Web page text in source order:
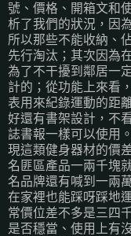
號、價格、開箱文和
析了我們的狀況，因
所以那些不能收納、
先行淘汰；其次因為
為了不干擾到鄰居一
計的；從功能上來看
表用來紀錄運動的距
好還有書架設計，不
誌書報一樣可以使用
現這類健身器材的價
名匪區產品一兩千塊
名品牌還有喊到一兩
在家裡也能踩呀踩地
常價位差不多是三四
是否穩當、使用上有